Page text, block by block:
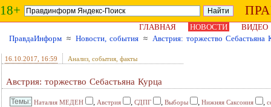
18+
ГЛАВНАЯ НОВОСТИ
ВИДЕО
ПравдаИнформ ≈ Новости, события ≈ Австрия: торжество Себастьяна
16.10.2017 , 16:59 Анализ, события, факты
Австрия: торжество Себастьяна Курца
Наталия МЕДЕН , Австрия , СДПГ , Выборы , Нижняя Саксония ,